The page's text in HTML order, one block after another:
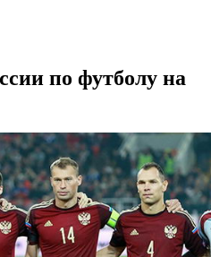
по футболу на